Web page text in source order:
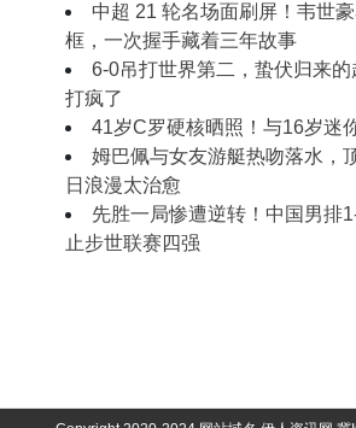
中超 21 轮名场面刷屏！韦世
框，一次握手藏着三年故事
6-0吊打世界第二，蛰伏归来
打疯了
41岁C罗硬核晒照！与16岁迷
姆巴佩与女友游艇热吻落水，
日浪漫太治愈
先胜一局惨遭逆转！中国男排
止步世联赛四强